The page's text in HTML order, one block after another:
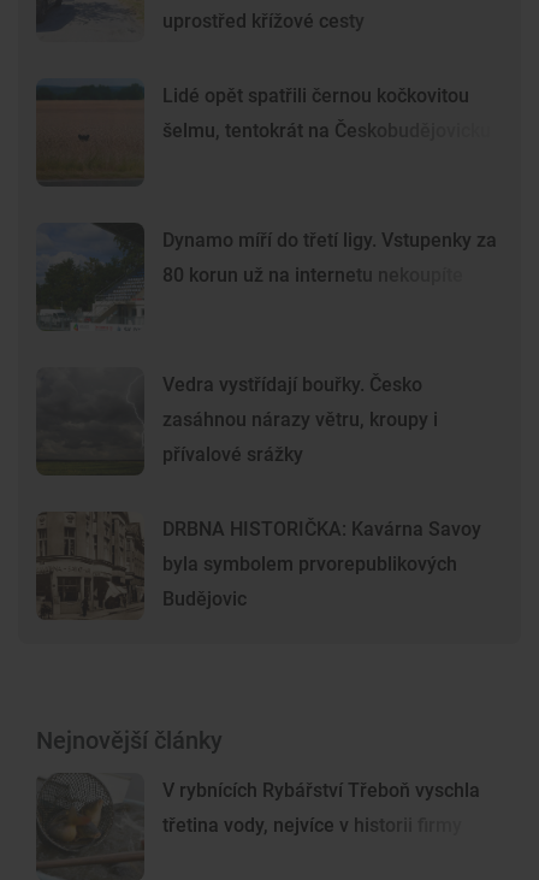
uprostřed křížové cesty
Lidé opět spatřili černou kočkovitou
šelmu, tentokrát na Českobudějovicku
Dynamo míří do třetí ligy. Vstupenky za
80 korun už na internetu nekoupíte
Vedra vystřídají bouřky. Česko
zasáhnou nárazy větru, kroupy i
přívalové srážky
DRBNA HISTORIČKA: Kavárna Savoy
byla symbolem prvorepublikových
Budějovic
Nejnovější články
V rybnících Rybářství Třeboň vyschla
třetina vody, nejvíce v historii firmy